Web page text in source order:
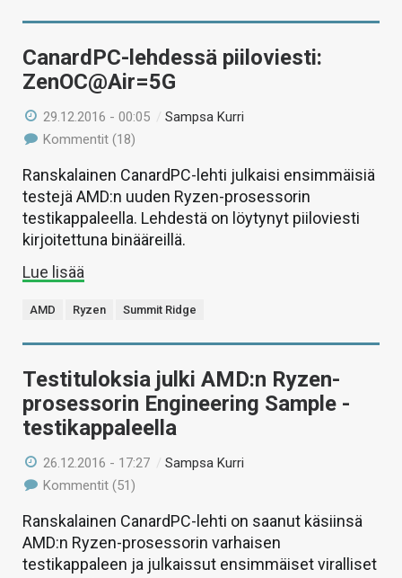
CanardPC-lehdessä piiloviesti:
ZenOC@Air=5G
29.12.2016 - 00:05 /Sampsa Kurri
Kommentit (18)
Ranskalainen CanardPC-lehti julkaisi ensimmäisiä
testejä AMD:n uuden Ryzen-prosessorin
testikappaleella. Lehdestä on löytynyt piiloviesti
kirjoitettuna binääreillä.
Lue lisää
AMD Ryzen Summit Ridge
Testituloksia julki AMD:n Ryzen-
prosessorin Engineering Sample -
testikappaleella
26.12.2016 - 17:27 /Sampsa Kurri
Kommentit (51)
Ranskalainen CanardPC-lehti on saanut käsiinsä
AMD:n Ryzen-prosessorin varhaisen
testikappaleen ja julkaissut ensimmäiset viralliset